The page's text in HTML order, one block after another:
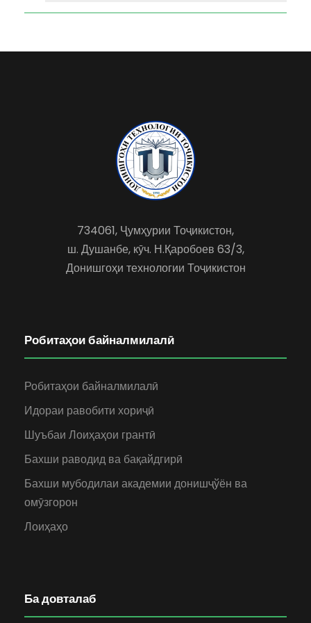
734061, Ҷумҳурии Тоҷикистон,
ш. Душанбе, кӯч. Н.Қаробоев 63/3,
Донишгоҳи технологии Тоҷикистон
Робитаҳои байналмилалӣ
Робитаҳои байналмилалӣ
Идораи равобити хориҷӣ
Шуъбаи Лоиҳаҳои грантӣ
Бахши раводид ва бақайдгирӣ
Бахши мубодилаи академии донишҷўён ва
омӯзгорон
Лоиҳаҳо
Ба довталаб